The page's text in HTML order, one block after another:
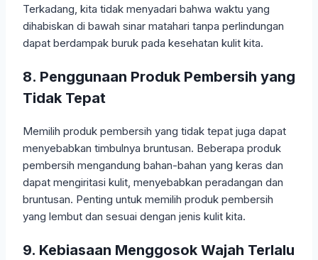
Terkadang, kita tidak menyadari bahwa waktu yang
dihabiskan di bawah sinar matahari tanpa perlindungan
dapat berdampak buruk pada kesehatan kulit kita.
8. Penggunaan Produk Pembersih yang
Tidak Tepat
Memilih produk pembersih yang tidak tepat juga dapat
menyebabkan timbulnya bruntusan. Beberapa produk
pembersih mengandung bahan-bahan yang keras dan
dapat mengiritasi kulit, menyebabkan peradangan dan
bruntusan. Penting untuk memilih produk pembersih
yang lembut dan sesuai dengan jenis kulit kita.
9. Kebiasaan Menggosok Wajah Terlalu